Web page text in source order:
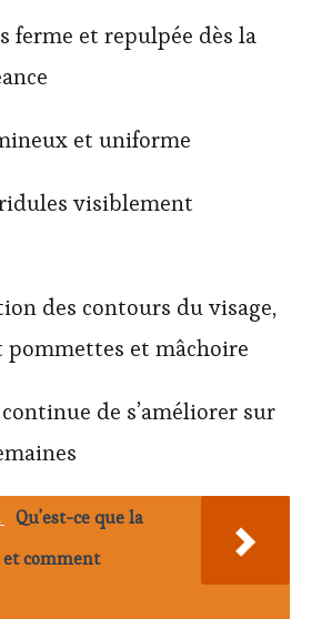
ferme et repulpée dès la
et uniforme
visiblement
des contours du visage,
et mâchoire
de s’améliorer sur
Qu'est-ce que la
comment